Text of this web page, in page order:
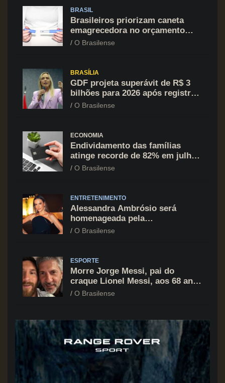
BRASIL
Brasileiros priorizam caneta
emagrecedora no orçamento
mesmo em situação de aperto
O Brasilense
BRASÍLIA
GDF projeta superávit de R$ 3
bilhões para 2026 após registrar
recuo no déficit
O Brasilense
ECONOMIA
Endividamento das famílias
atinge recorde de 82% em julho;
cartão de crédito segue como
O Brasilense
ENTRETENIMENTO
Alessandra Ambrósio será
homenageada pela
BrazilFoundation no New York
O Brasilense
ESPORTE
Morre Jorge Messi, pai do
craque Lionel Messi, aos 68 anos
na Argentina
O Brasilense